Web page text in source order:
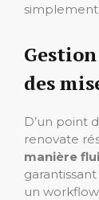
simplement
des
D’un point
renovate
manière
un